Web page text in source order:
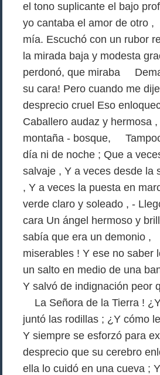
el tono suplicante el bajo
yo cantaba el amor de otro
mía. Escuchó con un rubor
la mirada baja y modesta
perdonó, que miraba
su cara! Pero cuando me
desprecio cruel Eso
Caballero audaz y hermosa
montaña - bosque,
día ni de noche ; Que a
salvaje , Y a veces desde la
, Y a veces la puesta en
verde claro y soleado , -
cara Un ángel hermoso y
sabía que era un demonio
miserables ! Y ese no saber
un salto en medio de una
Y salvó de indignación peor
La Señora de la Tierra !
juntó las rodillas ; ¿Y cómo
Y siempre se esforzó para
desprecio que su cerebro
ella lo cuidó en una cueva ;